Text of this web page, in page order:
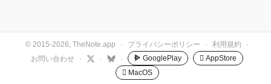
© 2015-2026, TheNote.app · プライバシーポリシー · 利用規約
·
お問い合わせ
· · · GooglePlay
 AppStore
 MacOS